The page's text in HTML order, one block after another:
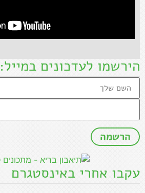
הירשמו לעדכונים במייל:
עקבו אחרי באינסטגרם